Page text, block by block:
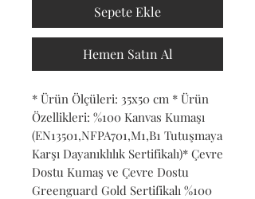
Sepete Ekle
Hemen Satın Al
* Ürün Ölçüleri: 35x50 cm * Ürün
Özellikleri: %100 Kanvas Kumaşı
(EN13501,NFPA701,M1,B1 Tutuşmaya
Karşı Dayanıklılık Sertifikalı)* Çevre
Dostu Kumaş ve Çevre Dostu
Greenguard Gold Sertifikalı %100